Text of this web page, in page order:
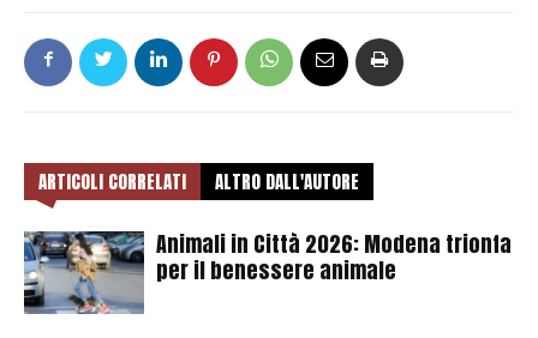
ARTICOLI CORRELATI ALTRO DALL'AUTORE
Animali in Città 2026: Modena trionfa
per il benessere animale